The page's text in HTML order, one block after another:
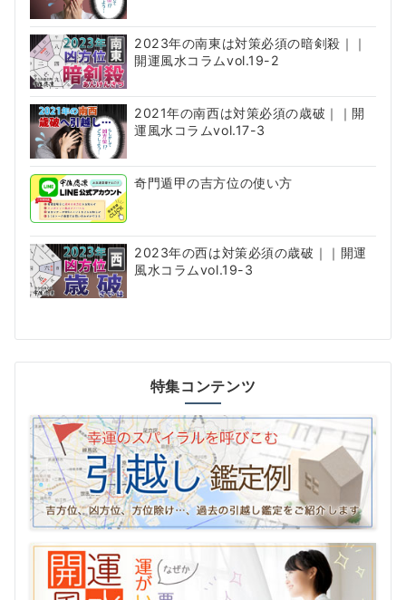
2023年の南東は対策必須の暗剣殺｜｜
開運風水コラムvol.19-2
2021年の南西は対策必須の歳破｜｜開
運風水コラムvol.17-3
奇門遁甲の吉方位の使い方
2023年の西は対策必須の歳破｜｜開運
風水コラムvol.19-3
特集コンテンツ